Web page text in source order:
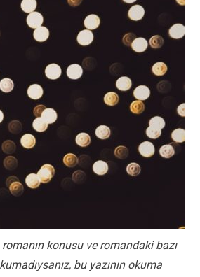
konusu ve romandaki bazı
bu yazının okuma